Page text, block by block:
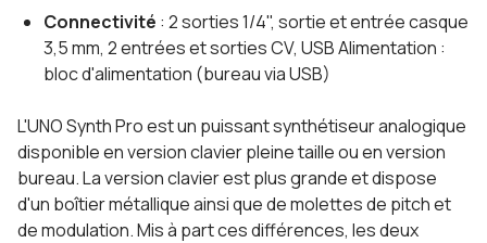
Connectivité : 2 sorties 1/4", sortie et entrée casque
3,5 mm, 2 entrées et sorties CV, USB Alimentation :
bloc d'alimentation (bureau via USB)
L'UNO Synth Pro est un puissant synthétiseur analogique
disponible en version clavier pleine taille ou en version
bureau. La version clavier est plus grande et dispose
d'un boîtier métallique ainsi que de molettes de pitch et
de modulation. Mis à part ces différences, les deux